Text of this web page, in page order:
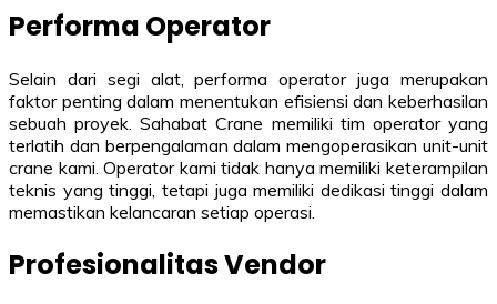
Performa Operator
Selain dari segi alat, performa operator juga merupakan
faktor penting dalam menentukan efisiensi dan keberhasilan
sebuah proyek. Sahabat Crane memiliki tim operator yang
terlatih dan berpengalaman dalam mengoperasikan unit-unit
crane kami. Operator kami tidak hanya memiliki keterampilan
teknis yang tinggi, tetapi juga memiliki dedikasi tinggi dalam
memastikan kelancaran setiap operasi.
Profesionalitas Vendor